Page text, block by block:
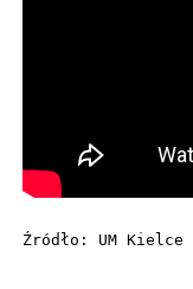
Źródło: UM Kielce